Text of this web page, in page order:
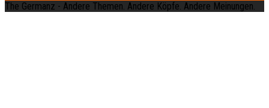
The Germanz - Andere Themen. Andere Köpfe. Andere Meinungen.